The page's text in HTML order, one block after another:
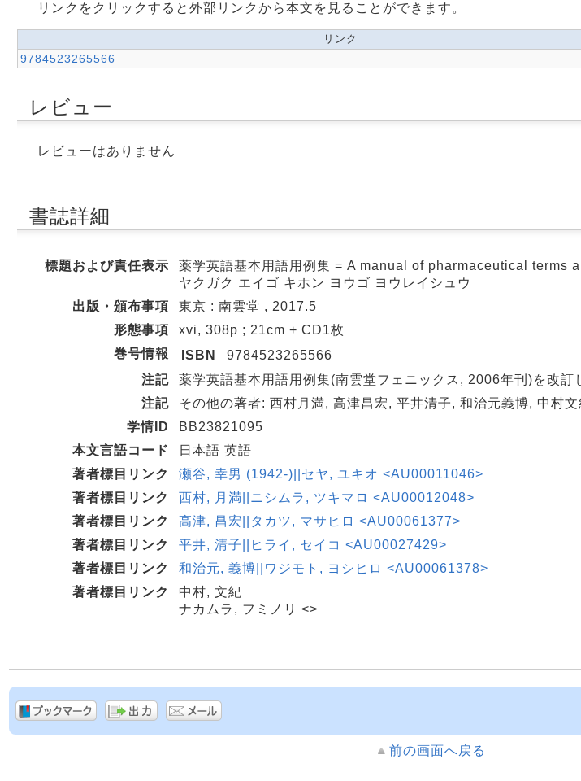
リンクをクリックすると外部リンクから本文を見ることができます。
リンク
9784523265566
レビュー
レビューはありません
書誌詳細
標題および責任表示
薬学英語基本用語用例集 = A manual of pharmaceutical terms
ヤクガク エイゴ キホン ヨウゴ ヨウレイシュウ
出版・頒布事項
東京 : 南雲堂 , 2017.5
形態事項
xvi, 308p ; 21cm + CD1枚
巻号情報
ISBN
9784523265566
注記
薬学英語基本用語用例集(南雲堂フェニックス, 2006年刊)を改訂
注記
その他の著者: 西村月満, 高津昌宏, 平井清子, 和治元義博, 中村文
学情ID
BB23821095
本文言語コード
日本語 英語
著者標目リンク
瀬谷, 幸男 (1942-)||セヤ, ユキオ <AU00011046>
著者標目リンク
西村, 月満||ニシムラ, ツキマロ <AU00012048>
著者標目リンク
高津, 昌宏||タカツ, マサヒロ <AU00061377>
著者標目リンク
平井, 清子||ヒライ, セイコ <AU00027429>
著者標目リンク
和治元, 義博||ワジモト, ヨシヒロ <AU00061378>
著者標目リンク
中村, 文紀
ナカムラ, フミノリ <>
前の画面へ戻る